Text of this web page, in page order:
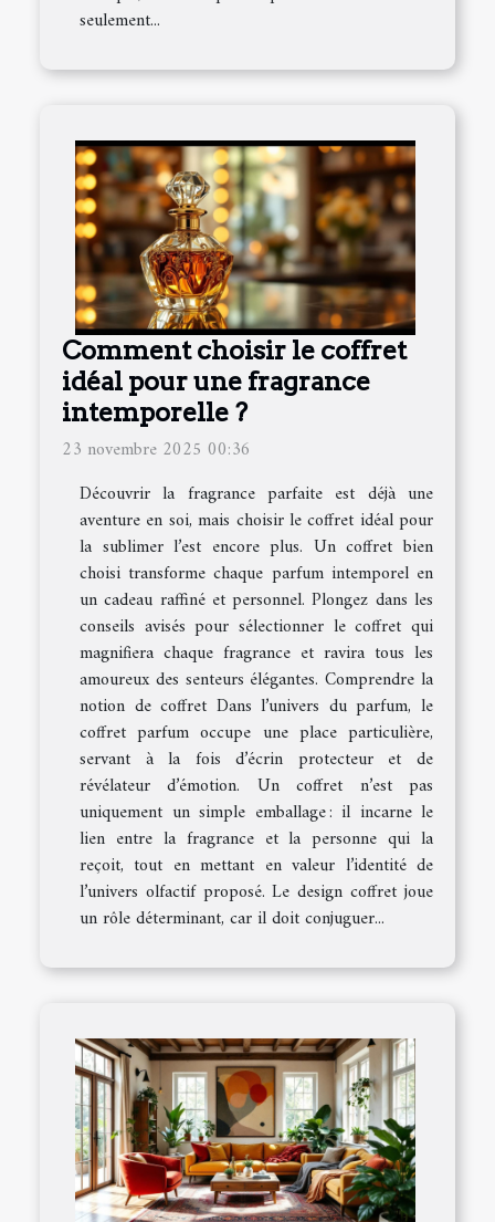
seulement...
Comment choisir le coffret
idéal pour une fragrance
intemporelle ?
23 novembre 2025 00:36
Découvrir la fragrance parfaite est déjà une
aventure en soi, mais choisir le coffret idéal pour
la sublimer l’est encore plus. Un coffret bien
choisi transforme chaque parfum intemporel en
un cadeau raffiné et personnel. Plongez dans les
conseils avisés pour sélectionner le coffret qui
magnifiera chaque fragrance et ravira tous les
amoureux des senteurs élégantes. Comprendre la
notion de coffret Dans l’univers du parfum, le
coffret parfum occupe une place particulière,
servant à la fois d’écrin protecteur et de
révélateur d’émotion. Un coffret n’est pas
uniquement un simple emballage : il incarne le
lien entre la fragrance et la personne qui la
reçoit, tout en mettant en valeur l’identité de
l’univers olfactif proposé. Le design coffret joue
un rôle déterminant, car il doit conjuguer...